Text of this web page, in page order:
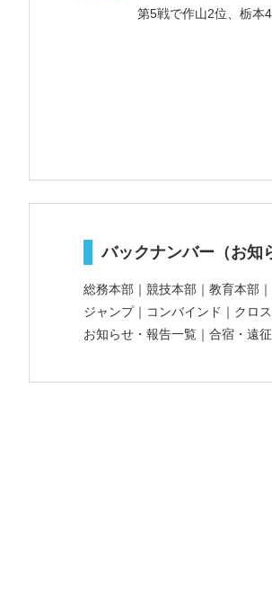
第5戦で作山2位、栃本
バックナンバー（お知
総務本部 ｜ 競技本部 ｜ 教育本部 ｜
ジャンプ｜ コンバインド ｜ クロ
お知らせ・報告一覧 ｜ 合宿・遠